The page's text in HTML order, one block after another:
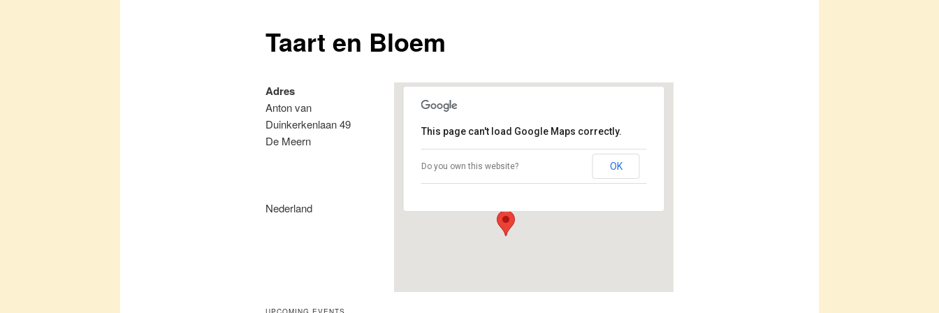
Taart en Bloem
Taart en Bloem
Evenementen
This page can't load Google Maps correctly.
Do you own this website? OK
Adres
Anton van
Duinkerkenlaan 49
De Meern
Nederland